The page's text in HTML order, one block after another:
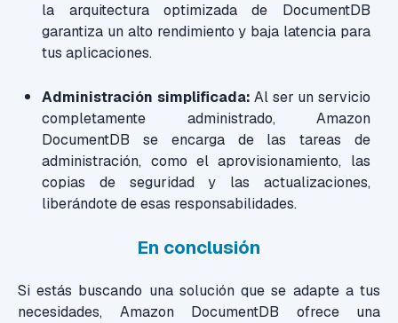
la arquitectura optimizada de DocumentDB
garantiza un alto rendimiento y baja latencia para
tus aplicaciones.
Administración simplificada:Al ser un servicio
completamente administrado, Amazon
DocumentDB se encarga de las tareas de
administración, como el aprovisionamiento, las
copias de seguridad y las actualizaciones,
liberándote de esas responsabilidades.
En conclusión
Si estás buscando una solución que se adapte a tus
necesidades, Amazon DocumentDB ofrece una